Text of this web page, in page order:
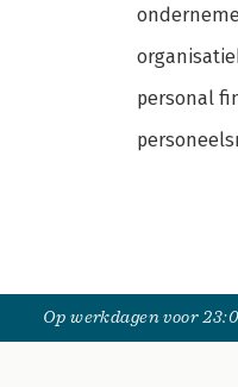
personal
Op werkdagen voor